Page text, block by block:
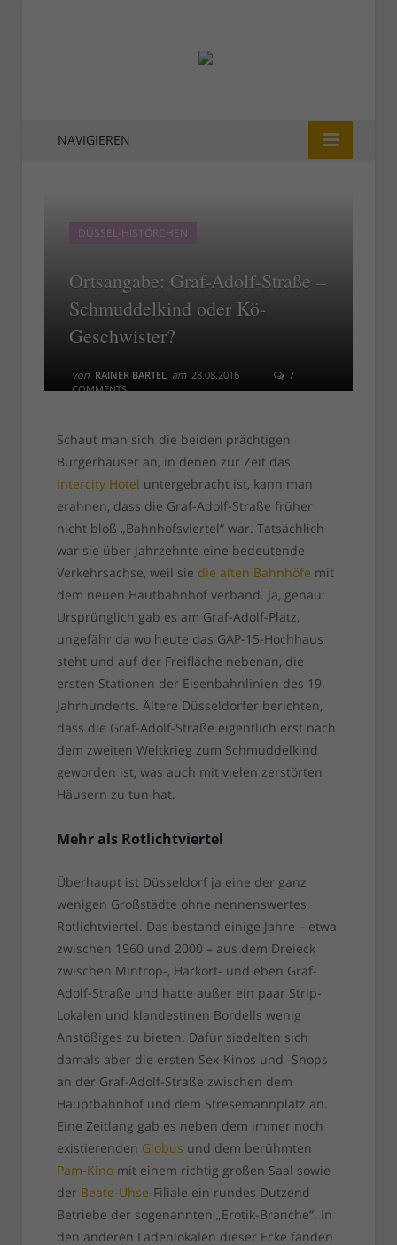
NAVIGIEREN
DÜSSEL-HISTÖRCHEN
Ortsangabe: Graf-Adolf-Straße –
Schmuddelkind oder Kö-
Geschwister?
von RAINER BARTEL am 28.08.2016
7
COMMENTS
Schaut man sich die beiden prächtigen
Bürgerhäuser an, in denen zur Zeit das
Intercity Hotel untergebracht ist, kann man
erahnen, dass die Graf-Adolf-Straße früher
nicht bloß „Bahnhofsviertel“ war. Tatsächlich
war sie über Jahrzehnte eine bedeutende
Verkehrsachse, weil sie die alten Bahnhöfe mit
dem neuen Hautbahnhof verband. Ja, genau:
Ursprünglich gab es am Graf-Adolf-Platz,
ungefähr da wo heute das GAP-15-Hochhaus
steht und auf der Freifläche nebenan, die
ersten Stationen der Eisenbahnlinien des 19.
Jahrhunderts. Ältere Düsseldorfer berichten,
dass die Graf-Adolf-Straße eigentlich erst nach
dem zweiten Weltkrieg zum Schmuddelkind
geworden ist, was auch mit vielen zerstörten
Häusern zu tun hat.
Mehr als Rotlichtviertel
Überhaupt ist Düsseldorf ja eine der ganz
wenigen Großstädte ohne nennenswertes
Rotlichtviertel. Das bestand einige Jahre – etwa
zwischen 1960 und 2000 – aus dem Dreieck
zwischen Mintrop-, Harkort- und eben Graf-
Adolf-Straße und hatte außer ein paar Strip-
Lokalen und klandestinen Bordells wenig
Anstößiges zu bieten. Dafür siedelten sich
damals aber die ersten Sex-Kinos und -Shops
an der Graf-Adolf-Straße zwischen dem
Hauptbahnhof und dem Stresemannplatz an.
Eine Zeitlang gab es neben dem immer noch
existierenden Globus und dem berühmten
Pam-Kinomit einem richtig großen Saal sowie
der Beate-Uhse-Filiale ein rundes Dutzend
Betriebe der sogenannten „Erotik-Branche“. In
den anderen Ladenlokalen dieser Ecke fanden